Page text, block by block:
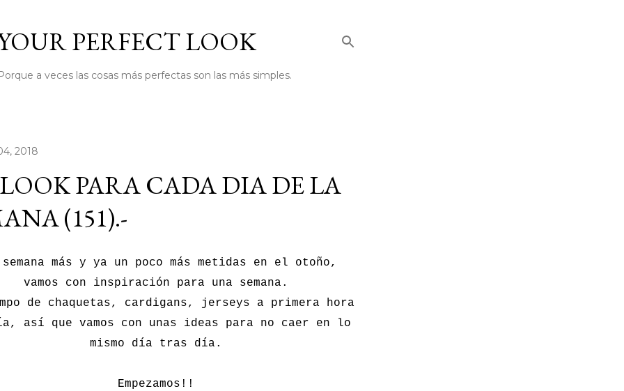
PERFECT LOOK
a veces las cosas más perfectas son las más simples.
2018
PARA CADA DIA DE LA
(151).-
semana más y ya un poco más metidas en el otoño,
vamos con inspiración para una semana.
de chaquetas, cardigans, jerseys a primera hora
así que vamos con unas ideas para no caer en lo
mismo día tras día.
Empezamos!!